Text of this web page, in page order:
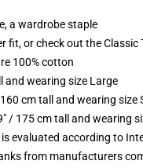
a wardrobe staple
fit, or check out the Classic
100% cotton
and wearing size Large
cm tall and wearing size
/ 175 cm tall and wearing
evaluated according to
from manufacturers